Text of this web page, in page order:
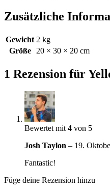
Zusätzliche
Gewicht 2 kg
Größe
20 × 30 × 20 cm
1 Rezension für
Bewertet mit 4 von 5
Josh Taylon – 19.
Fantastic!
Füge deine Rezension hinzu